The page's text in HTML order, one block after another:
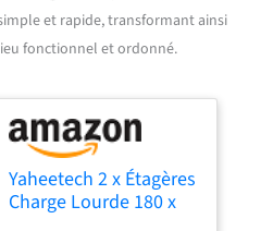
et rapide, transformant ainsi
fonctionnel et ordonné.
Yaheetech 2 x Étagères
Charge Lourde 180 x